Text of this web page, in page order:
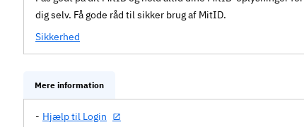
dig selv. Få gode råd til sikker brug af MitID.
Sikkerhed
Mere information
Hjælp til Login